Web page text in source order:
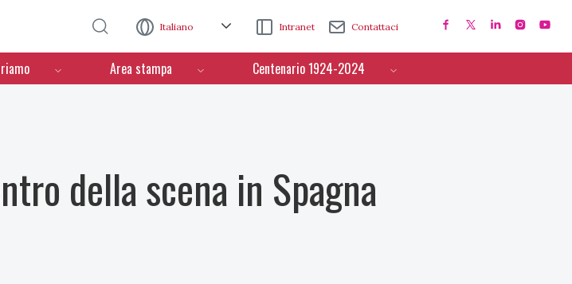
Italiano Intranet Contattaci
Area stampa Centenario 1924-2024
della scena in Spagna